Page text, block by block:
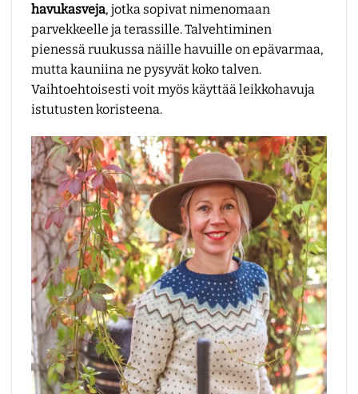
havukasveja, jotka sopivat nimenomaan
parvekkeelle ja terassille. Talvehtiminen
pienessä ruukussa näille havuille on epävarmaa,
mutta kauniina ne pysyvät koko talven.
Vaihtoehtoisesti voit myös käyttää leikkohavuja
istutusten koristeena.